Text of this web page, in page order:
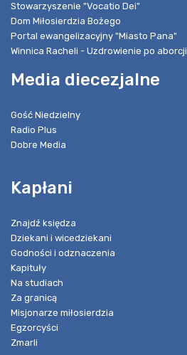
Stowarzyszenie "Vocatio Dei"
Dom Miłosierdzia Bożego
Portal ewangelizacyjny "Miasto Pana"
Winnica Racheli - Uzdrowienie po aborcji
Media diecezjalne
Gość Niedzielny
Radio Plus
Dobre Media
Kapłani
Znajdź księdza
Dziekani i wicedziekani
Godności i odznaczenia
Kapituły
Na studiach
Za granicą
Misjonarze miłosierdzia
Egzorcyści
Zmarli